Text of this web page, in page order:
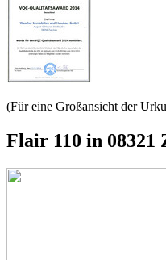
(Für eine Großansicht der
Flair 110 in 08321